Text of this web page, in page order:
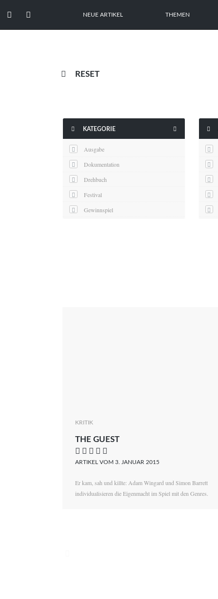
  NEUE ARTIKEL THEMEN
 RESET
 KATEGORIE 
Ausgabe
Dokumentation
Drehbuch
Festival
Gewinnspiel

KRITIK
THE GUEST
    
ARTIKEL VOM 3. JANUAR 2015
Er kam, sah und killte: Adam Wingard und Simon Barrett
individualisieren die Eigenmacht im Spiel mit den Genres.